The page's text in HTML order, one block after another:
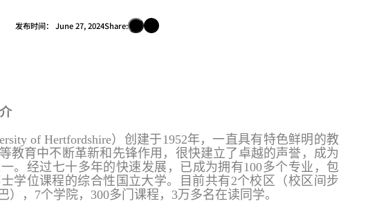
发布时间： June 27, 2024Share:
of Hertfordshire）创建于1952年，一直具有特色鲜明的教
教育中不断革新和先锋作用，很快建立了卓越的声誉，成为
。经过七十多年的快速发展，已成为拥有100多个专业，包
学位课程的综合性国立大学。
目前共有2个校区（校区间步
），7个学院， 300多门课程，3万多名在读同学。